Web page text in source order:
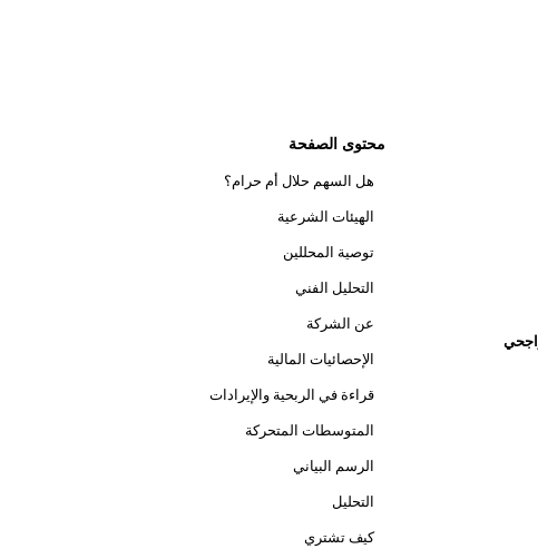
محتوى الصفحة
هل السهم حلال أم حرام؟
الهيئات الشرعية
توصية المحللين
التحليل الفني
عن الشركة
الإحصائيات المالية
قراءة في الربحية والإيرادات
المتوسطات المتحركة
الرسم البياني
التحليل
كيف تشتري